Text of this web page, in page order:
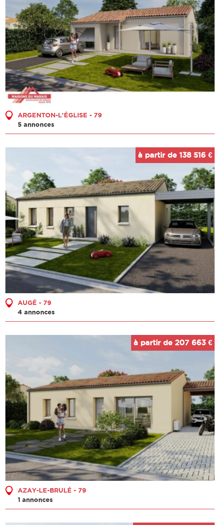
ARGENTON-L'ÉGLISE - 79
5 annonces
AUGÉ - 79
4 annonces
à partir de 138 516 €
AZAY-LE-BRULÉ - 79
1 annonces
à partir de 207 663 €